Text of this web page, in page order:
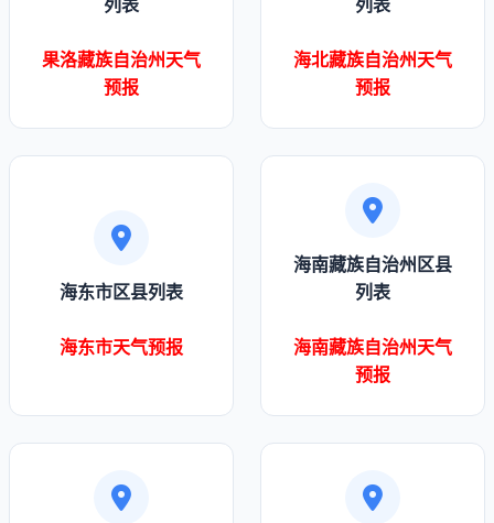
列表
果洛藏族自治州天气
预报
列表
海北藏族自治州天气
预报
海东市区县列表
海东市天气预报
海南藏族自治州区县
列表
海南藏族自治州天气
预报